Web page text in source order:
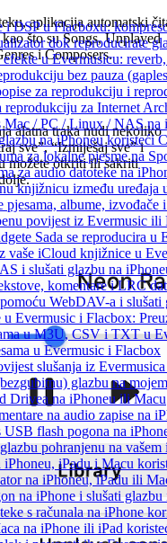
DSP u Flacboxu:
dok reproducirate
u Evermusicu:
bez pauza
za reprodukciju i
za Internet
Mac / PC / Linux / NAS
na iPhoneu koristeći
za lokalne pjesme na
za audio datoteke na
knjižnicu između uređaja
albume,
povijest iz Evermusic ili
Sada se reproducira u
vaše iCloud knjižnice u
i slušati glazbu na
komentare i LRC
WebDAV-a i slušati
Evermusic i Flacbox:
u M3U, CSV i TXT u
u Evermusic i Flacbox
slušanja iz
glazbu na
Drivea na iPhoneu ili Macu
na audio zapise na
flash pogona na
pohranjenu na
iPadu i Macu
na iPhoneu, iPadu ili
na iPhone i slušati
s računala na iPhone
na iPhone ili iPad
aplikacija automatski
što su Songs, Unplayed
i Composers.
alatna traka nudi nekoliko
sve”, “Izmiješaj sve” i
možete otkriti ili sakriti